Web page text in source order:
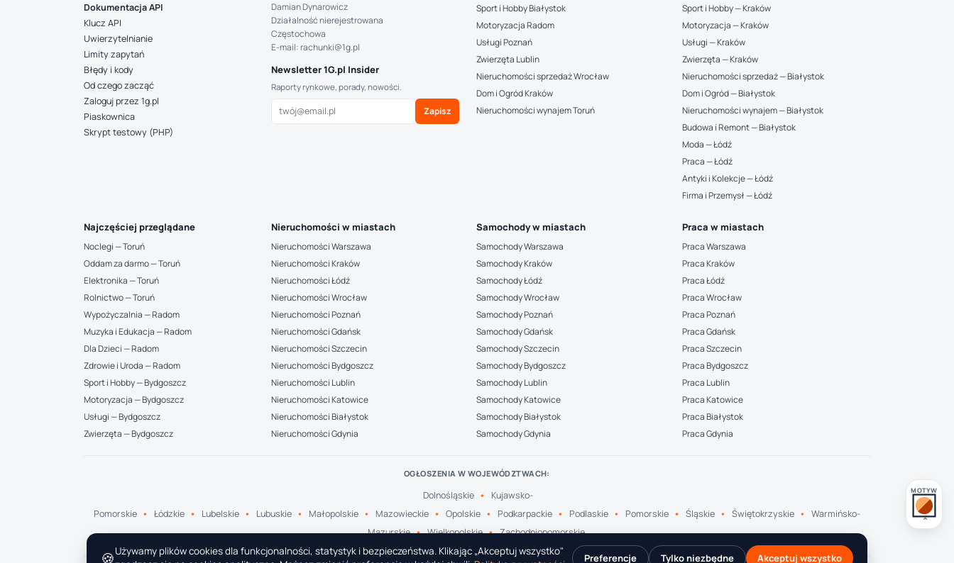
MOTYW
Dokumentacja API
Klucz API
Uwierzytelnianie
Limity zapytań
Błędy i kody
Od czego zacząć
Zaloguj przez 1g.pl
Piaskownica
Skrypt testowy (PHP)
Damian Dynarowicz
Działalność nierejestrowana
Częstochowa
E-mail: rachunki@1g.pl
Newsletter 1G.pl Insider
Raporty rynkowe, porady, nowości.
Zapisz
Sport i Hobby Białystok
Motoryzacja Radom
Usługi Poznań
Zwierzęta Lublin
Nieruchomości sprzedaż Wrocław
Dom i Ogród Kraków
Nieruchomości wynajem Toruń
Sport i Hobby — Kraków
Motoryzacja — Kraków
Usługi — Kraków
Zwierzęta — Kraków
Nieruchomości sprzedaż — Białystok
Dom i Ogród — Białystok
Nieruchomości wynajem — Białystok
Budowa i Remont — Białystok
Moda — Łódź
Praca — Łódź
Antyki i Kolekcje — Łódź
Firma i Przemysł — Łódź
Najczęściej przeglądane
Noclegi — Toruń
Oddam za darmo — Toruń
Elektronika — Toruń
Rolnictwo — Toruń
Wypożyczalnia — Radom
Muzyka i Edukacja — Radom
Dla Dzieci — Radom
Zdrowie i Uroda — Radom
Sport i Hobby — Bydgoszcz
Motoryzacja — Bydgoszcz
Usługi — Bydgoszcz
Zwierzęta — Bydgoszcz
Nieruchomości w miastach
Nieruchomości Warszawa
Nieruchomości Kraków
Nieruchomości Łódź
Nieruchomości Wrocław
Nieruchomości Poznań
Nieruchomości Gdańsk
Nieruchomości Szczecin
Nieruchomości Bydgoszcz
Nieruchomości Lublin
Nieruchomości Katowice
Nieruchomości Białystok
Nieruchomości Gdynia
Samochody w miastach
Samochody Warszawa
Samochody Kraków
Samochody Łódź
Samochody Wrocław
Samochody Poznań
Samochody Gdańsk
Samochody Szczecin
Samochody Bydgoszcz
Samochody Lublin
Samochody Katowice
Samochody Białystok
Samochody Gdynia
Praca w miastach
Praca Warszawa
Praca Kraków
Praca Łódź
Praca Wrocław
Praca Poznań
Praca Gdańsk
Praca Szczecin
Praca Bydgoszcz
Praca Lublin
Praca Katowice
Praca Białystok
Praca Gdynia
OGŁOSZENIA W WOJEWÓDZTWACH:
Dolnośląskie
Kujawsko-
Pomorskie
Łódzkie Lubelskie Lubuskie Małopolskie Mazowieckie Opolskie Podkarpackie Podlaskie Pomorskie Śląskie Świętokrzyskie
Warmińsko-
Mazurskie
Wielkopolskie Zachodniopomorskie
🍪Używamy plików cookies dla funkcjonalności, statystyk i bezpieczeństwa. Klikając „Akceptuj wszystko"
Preferencje Tylko niezbędne Akceptuj wszystko